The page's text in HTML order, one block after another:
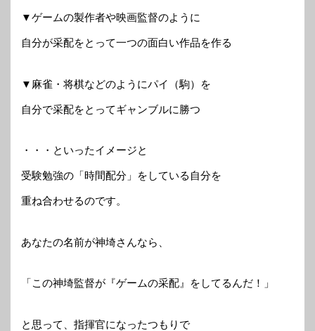
▼ゲームの製作者や映画監督のように
自分が采配をとって一つの面白い作品を作る
▼麻雀・将棋などのようにパイ（駒）を
自分で采配をとってギャンブルに勝つ
・・・といったイメージと
受験勉強の「時間配分」をしている自分を
重ね合わせるのです。
あなたの名前が神埼さんなら、
「この神埼監督が『ゲームの采配』をしてるんだ！」
と思って、指揮官になったつもりで